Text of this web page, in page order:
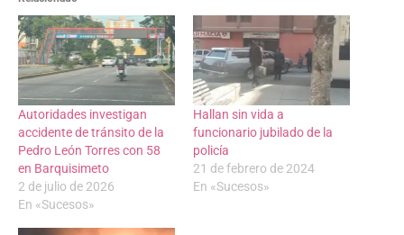
Autoridades investigan
accidente de tránsito de la
Pedro León Torres con 58
en Barquisimeto
2 de julio de 2026
En «Sucesos»
Hallan sin vida a
funcionario jubilado de la
policía
21 de febrero de 2024
En «Sucesos»